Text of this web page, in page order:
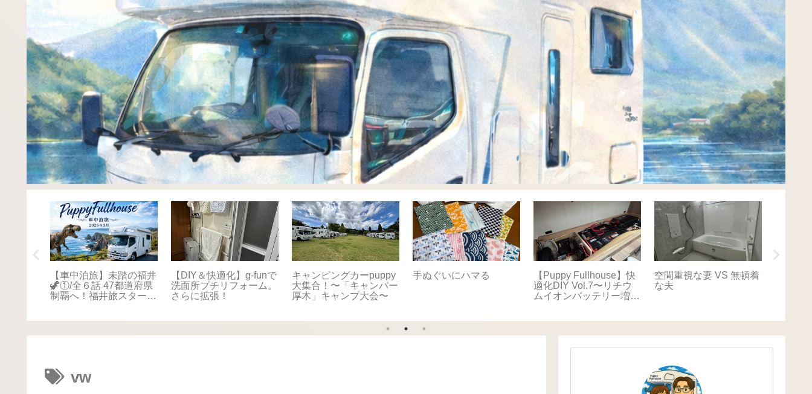
【車中泊旅】未踏の福井
🦖①/全６話 47都道府県
制覇へ！福井旅スタート
【DIY＆快適化】g-funで
洗面所プチリフォーム。
さらに拡張！
キャンピングカーpuppy
大集合！〜「キャンパー
厚木」キャンプ大会〜
手ぬぐいにハマる
【Puppy Fullhouse】快
適化DIY Vol.7〜リチウ
ムイオンバッテリー増
空間重視な妻 VS 無頓着
な夫
vw